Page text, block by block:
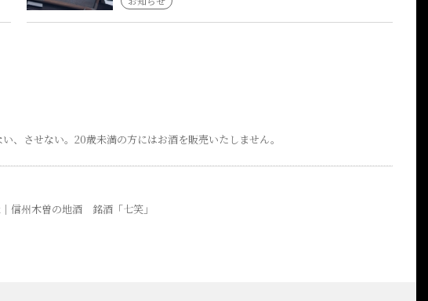
、させない。 20歳未満の方にはお酒を販売いたしません。
｜ 信州木曽の地酒 銘酒「七笑」